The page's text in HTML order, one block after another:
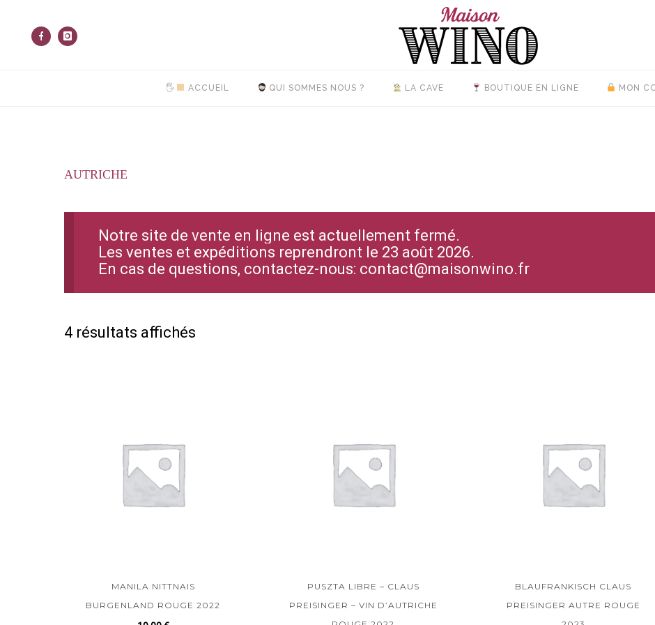
🖐 ACCUEIL QUI SOMMES NOUS ? LA CAVE BOUTIQUE EN LIGNE MON
AUTRICHE
Notre site de vente en ligne est actuellement fermé.
Les ventes et expéditions reprendront le 23 août 2026.
En cas de questions, contactez-nous: contact@maisonwino.fr
4 résultats affichés
MANILA NITTNAIS
BURGENLAND ROUGE 2022
PUSZTA LIBRE – CLAUS
PREISINGER – VIN D’AUTRICHE
BLAUFRANKISCH CLAUS
PREISINGER AUTRE ROUGE